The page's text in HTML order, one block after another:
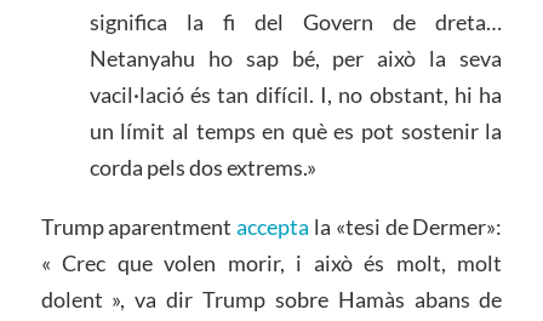
significa la fi del Govern de dreta…
Netanyahu ho sap bé, per això la seva
vacil·lació és tan difícil. I, no obstant, hi ha
un límit al temps en què es pot sostenir la
corda pels dos extrems.»
Trump aparentmentaccepta la «tesi de Dermer»:
« Crec que volen morir, i això és molt, molt
dolent », va dir Trump sobre Hamàs abans de